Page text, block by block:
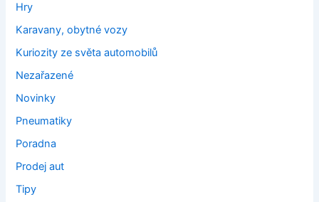
Hry
Karavany, obytné vozy
Kuriozity ze světa automobilů
Nezařazené
Novinky
Pneumatiky
Poradna
Prodej aut
Tipy